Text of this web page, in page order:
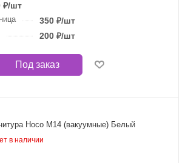
₽/шт
350₽/шт
200₽/шт
Под заказ
Hoco M14 (вакуумные) Белый
в наличии